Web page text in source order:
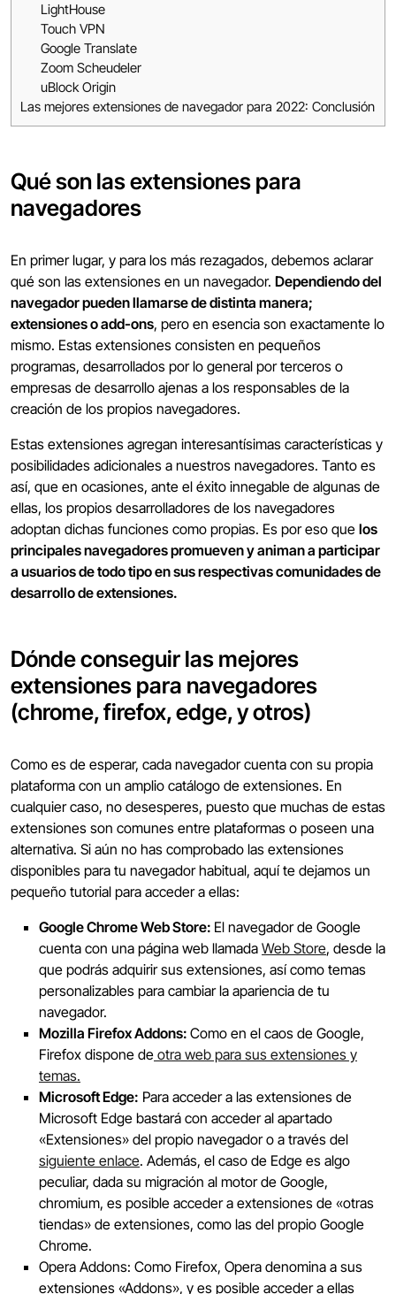
LightHouse
Touch VPN
Google Translate
Zoom Scheudeler
uBlock Origin
Las mejores extensiones de navegador para 2022: Conclusión
Qué son las extensiones para
navegadores
En primer lugar, y para los más rezagados, debemos aclarar
qué son las extensiones en un navegador. Dependiendo del
navegador pueden llamarse de distinta manera;
extensiones o add-ons, pero en esencia son exactamente lo
mismo. Estas extensiones consisten en pequeños
programas, desarrollados por lo general por terceros o
empresas de desarrollo ajenas a los responsables de la
creación de los propios navegadores.
Estas extensiones agregan interesantísimas características y
posibilidades adicionales a nuestros navegadores. Tanto es
así, que en ocasiones, ante el éxito innegable de algunas de
ellas, los propios desarrolladores de los navegadores
adoptan dichas funciones como propias. Es por eso que los
principales navegadores promueven y animan a participar
a usuarios de todo tipo en sus respectivas comunidades de
desarrollo de extensiones.
Dónde conseguir las mejores
extensiones para navegadores
(chrome, firefox, edge, y otros)
Como es de esperar, cada navegador cuenta con su propia
plataforma con un amplio catálogo de extensiones. En
cualquier caso, no desesperes, puesto que muchas de estas
extensiones son comunes entre plataformas o poseen una
alternativa. Si aún no has comprobado las extensiones
disponibles para tu navegador habitual, aquí te dejamos un
pequeño tutorial para acceder a ellas:
Google Chrome Web Store: El navegador de Google
cuenta con una página web llamada Web Store, desde la
que podrás adquirir sus extensiones, así como temas
personalizables para cambiar la apariencia de tu
navegador.
Mozilla Firefox Addons: Como en el caos de Google,
Firefox dispone de otra web para sus extensiones y
temas.
Microsoft Edge: Para acceder a las extensiones de
Microsoft Edge bastará con acceder al apartado
«Extensiones» del propio navegador o a través del
siguiente enlace. Además, el caso de Edge es algo
peculiar, dada su migración al motor de Google,
chromium, es posible acceder a extensiones de «otras
tiendas» de extensiones, como las del propio Google
Chrome.
Opera Addons: Como Firefox, Opera denomina a sus
extensiones «Addons», y es posible acceder a ellas